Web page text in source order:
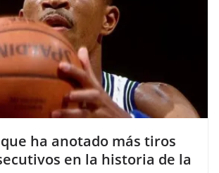
ha anotado más tiros
en la historia de la